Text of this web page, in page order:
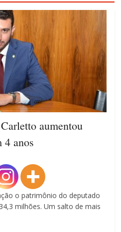
aumentou
4 anos
o patrimônio do deputado
milhões. Um salto de mais